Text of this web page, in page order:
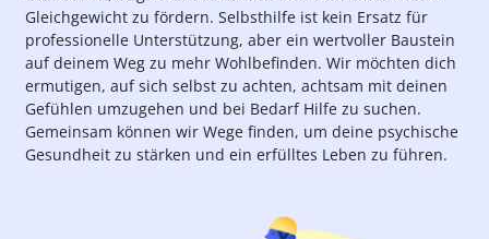
Gleichgewicht zu fördern. Selbsthilfe ist kein Ersatz für
professionelle Unterstützung, aber ein wertvoller Baustein
auf deinem Weg zu mehr Wohlbefinden. Wir möchten dich
ermutigen, auf sich selbst zu achten, achtsam mit deinen
Gefühlen umzugehen und bei Bedarf Hilfe zu suchen.
Gemeinsam können wir Wege finden, um deine psychische
Gesundheit zu stärken und ein erfülltes Leben zu führen.